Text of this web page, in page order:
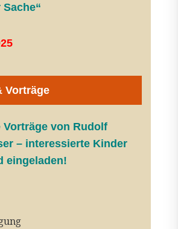
Sache“
Vorträge
Vorträge von Rudolf
– interessierte Kinder
eingeladen!